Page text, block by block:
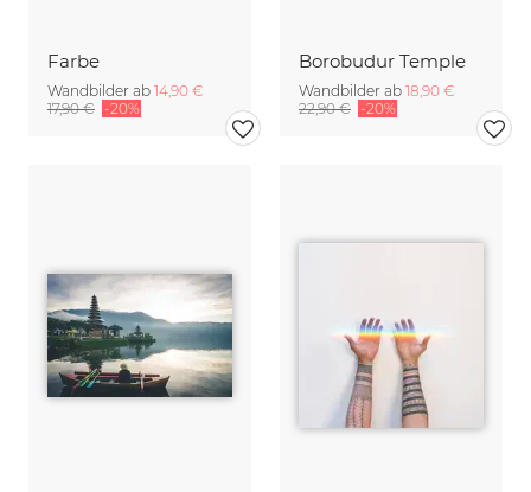
Farbe
Wandbilder ab 14,90 €
17,90 € -20%
Borobudur Temple
Wandbilder ab 18,90 €
22,90 € -20%